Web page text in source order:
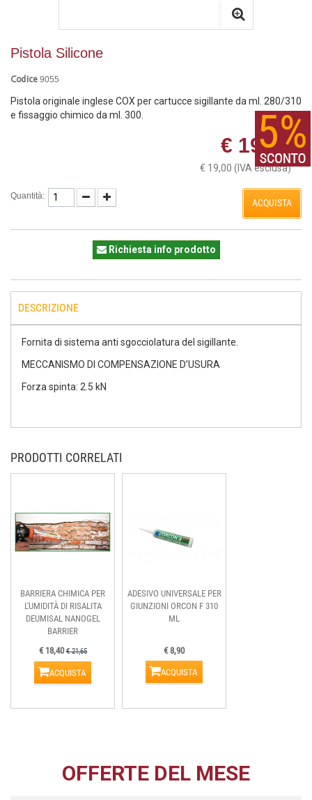
Pistola Silicone
Codice 9055
Pistola originale inglese COX per cartucce sigillante da ml. 280/310
e fissaggio chimico da ml. 300.
€ 19,00
€ 19,00 (IVA esclusa)
Quantità:
ACQUISTA
Richiesta info prodotto
DESCRIZIONE
Fornita di sistema anti sgocciolatura del sigillante.
MECCANISMO DI COMPENSAZIONE D’USURA
Forza spinta: 2.5 kN
PRODOTTI CORRELATI
BARRIERA CHIMICA PER
L'UMIDITÀ DI RISALITA
DEUMISAL NANOGEL
BARRIER
€ 18,40€ 21,65
ACQUISTA
ADESIVO UNIVERSALE PER
GIUNZIONI ORCON F 310
ML
€ 8,90
ACQUISTA
OFFERTE DEL MESE